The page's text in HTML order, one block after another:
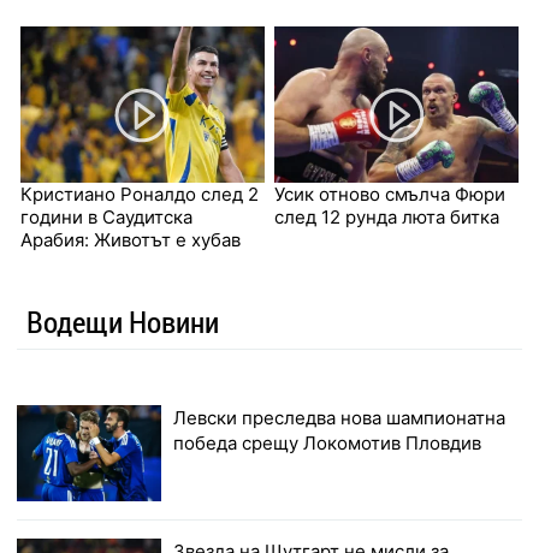
Кристиано Роналдо след 2
години в Саудитска
Арабия: Животът е хубав
Усик отново смълча Фюри
след 12 рунда люта битка
Водещи Новини
Левски преследва нова шампионатна
победа срещу Локомотив Пловдив